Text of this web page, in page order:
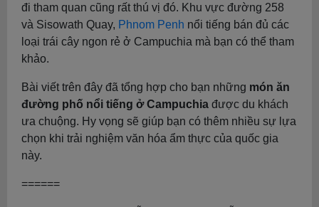
đi tham quan cũng rất thú vị đó. Khu vực đường 258
và Sisowath Quay, Phnom Penh nổi tiếng bán đủ các
loại trái cây ngon rẻ ở Campuchia mà bạn có thể tham
khảo.
Bài viết trên đây đã tổng hợp cho bạn những món ăn
đường phố nổi tiếng ở Campuchia được du khách
ưa chuộng. Hy vọng sẽ giúp bạn có thêm nhiều sự lựa
chọn khi trải nghiệm văn hóa ẩm thực của quốc gia
này.
======